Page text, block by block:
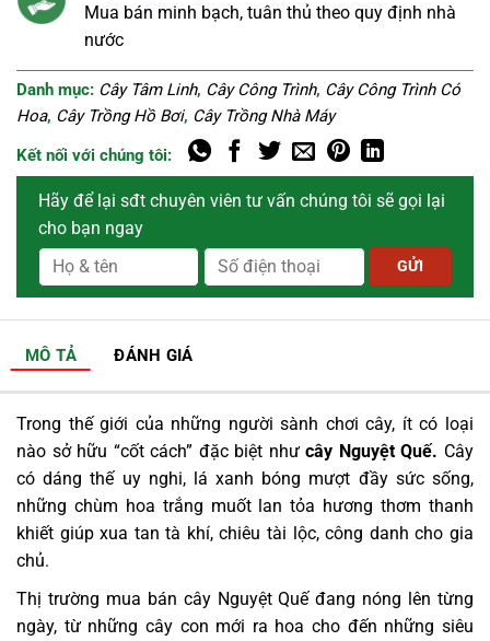
Cây khỏe, đẹp, không sâu bệnh được lựa chọn kĩ
càng.
Danh mục: Cây Tâm Linh, Cây Công Trình, Cây Công Trình Có
Hoa, Cây Trồng Hồ Bơi, Cây Trồng Nhà Máy
Kết nối với chúng tôi:
Hãy để lại sđt chuyên viên tư vấn chúng tôi sẽ gọi lại
cho bạn ngay
MÔ TẢ ĐÁNH GIÁ
Trong thế giới của những người sành chơi cây, ít có loại
nào sở hữu “cốt cách” đặc biệt nhưcây Nguyệt Quế. Cây
có dáng thế uy nghi, lá xanh bóng mượt đầy sức sống,
những chùm hoa trắng muốt lan tỏa hương thơm thanh
khiết giúp xua tan tà khí, chiêu tài lộc, công danh cho gia
chủ.
Thị trường mua bán cây Nguyệt Quế đang nóng lên từng
ngày, từ những cây con mới ra hoa cho đến những siêu